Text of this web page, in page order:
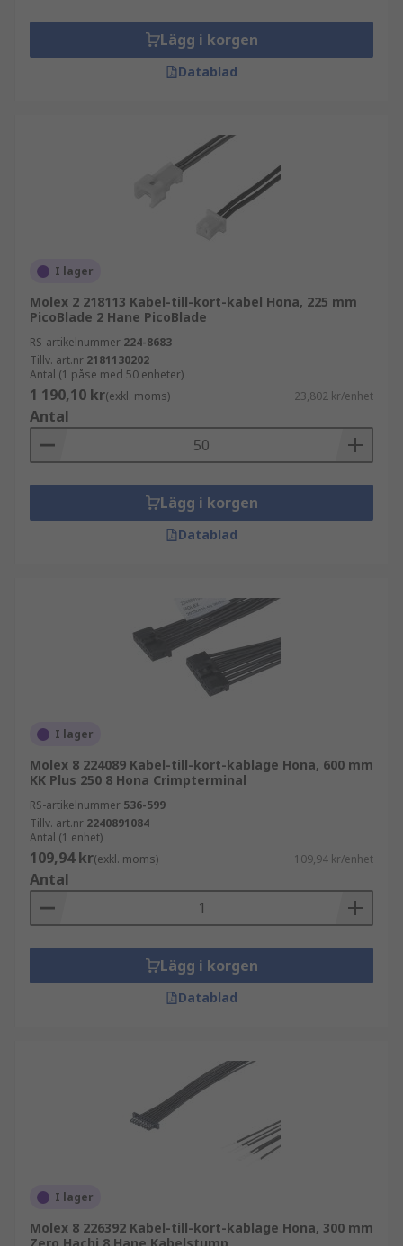
Lägg i korgen
Datablad
I lager
Molex 2 218113 Kabel-till-kort-kabel Hona, 225 mm
PicoBlade 2 Hane PicoBlade
RS-artikelnummer 224-8683
Tillv. art.nr 2181130202
Antal (1 påse med 50 enheter)
1 190,10 kr(exkl. moms) 23,802 kr/enhet
Antal
Lägg i korgen
Datablad
I lager
Molex 8 224089 Kabel-till-kort-kablage Hona, 600 mm
KK Plus 250 8 Hona Crimpterminal
RS-artikelnummer 536-599
Tillv. art.nr 2240891084
Antal (1 enhet)
109,94 kr(exkl. moms) 109,94 kr/enhet
Antal
Lägg i korgen
Datablad
I lager
Molex 8 226392 Kabel-till-kort-kablage Hona, 300 mm